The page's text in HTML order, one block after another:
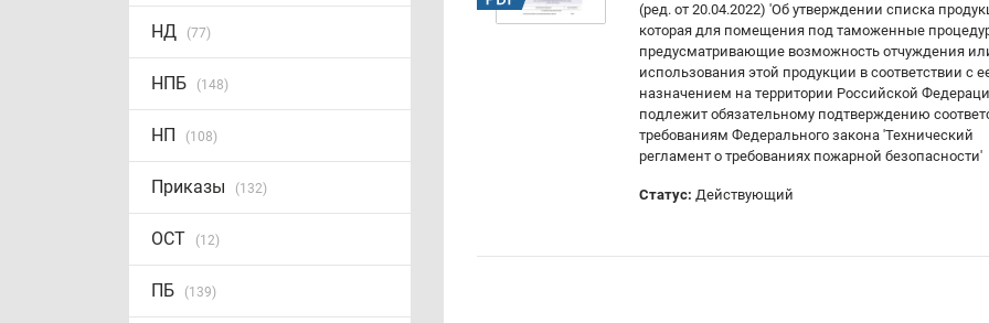
НД (77)
НПБ (148)
НП (108)
Приказы (132)
ОСТ (12)
ПБ (139)
(ред. от 20.04.2022) 'Об утверждении списка
которая для помещения под таможенные
предусматривающие возможность отчуждения
использования этой продукции в соответствии с
назначением на территории Российской
подлежит обязательному подтверждению
требованиям Федерального закона 'Технический
регламент о требованиях пожарной безопасности'
Статус: Действующий